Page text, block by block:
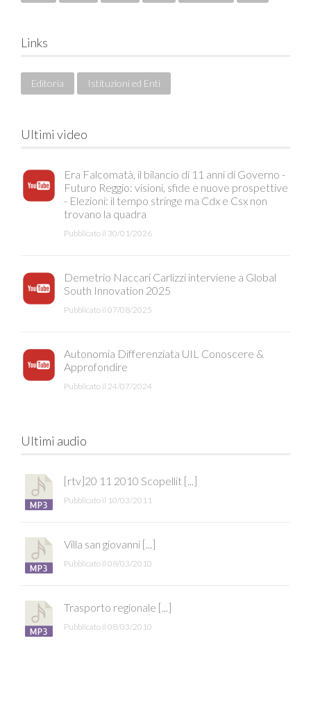
Links
Editoria Istituzioni ed Enti
Ultimi video
Era Falcomatà, il bilancio di 11 anni di Governo -
Futuro Reggio: visioni, sfide e nuove prospettive
- Elezioni: il tempo stringe ma Cdx e Csx non
trovano la quadra
Pubblicato il 30/01/2026
Demetrio Naccari Carlizzi interviene a Global
South Innovation 2025
Pubblicato il 07/08/2025
Autonomia Differenziata UIL Conoscere &
Approfondire
Pubblicato il 24/07/2024
Ultimi audio
[rtv]20 11 2010 Scopellit [...]
Pubblicato il 10/03/2011
Villa san giovanni [...]
Pubblicato il 08/03/2010
Trasporto regionale [...]
Pubblicato il 08/03/2010